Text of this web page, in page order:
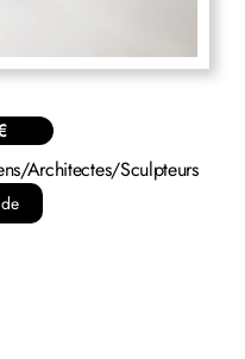
Architectes/Sculpteurs